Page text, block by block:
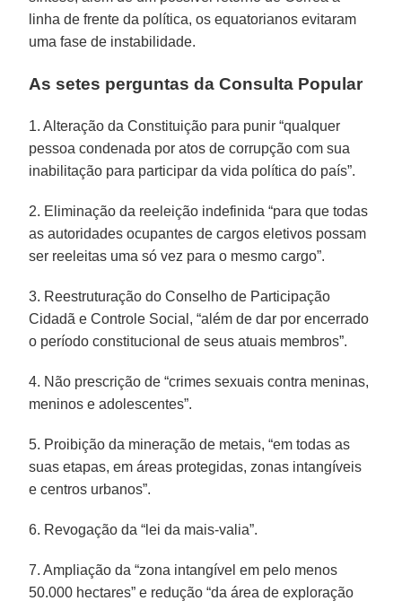
linha de frente da política, os equatorianos evitaram
uma fase de instabilidade.
As setes perguntas da Consulta Popular
1. Alteração da Constituição para punir “qualquer
pessoa condenada por atos de corrupção com sua
inabilitação para participar da vida política do país”.
2. Eliminação da reeleição indefinida “para que todas
as autoridades ocupantes de cargos eletivos possam
ser reeleitas uma só vez para o mesmo cargo”.
3. Reestruturação do Conselho de Participação
Cidadã e Controle Social, “além de dar por encerrado
o período constitucional de seus atuais membros”.
4. Não prescrição de “crimes sexuais contra meninas,
meninos e adolescentes”.
5. Proibição da mineração de metais, “em todas as
suas etapas, em áreas protegidas, zonas intangíveis
e centros urbanos”.
6. Revogação da “lei da mais-valia”.
7. Ampliação da “zona intangível em pelo menos
50.000 hectares” e redução “da área de exploração